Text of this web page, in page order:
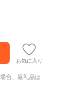
お気に入り
合、返礼品は